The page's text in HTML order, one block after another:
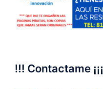
!!! Contactame ¡¡¡